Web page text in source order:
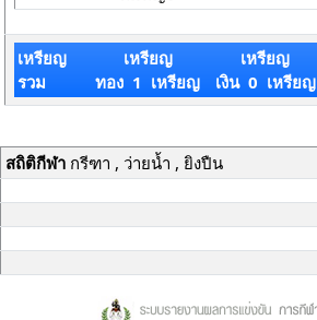
เหรียญ
รวม
เหรียญ
ทอง 1 เหรียญ
เหรียญ
เงิน 0 เหรียญ
สถิติกีฬากรีฑา , ว่ายน้ำ , ยิงปืน